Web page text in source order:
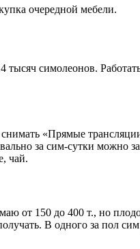
очередной мебели.
симолеонов.
«Прямые
за сим-сутки можно
чай.
от 150 до 400 т., но
В одного за пол сим